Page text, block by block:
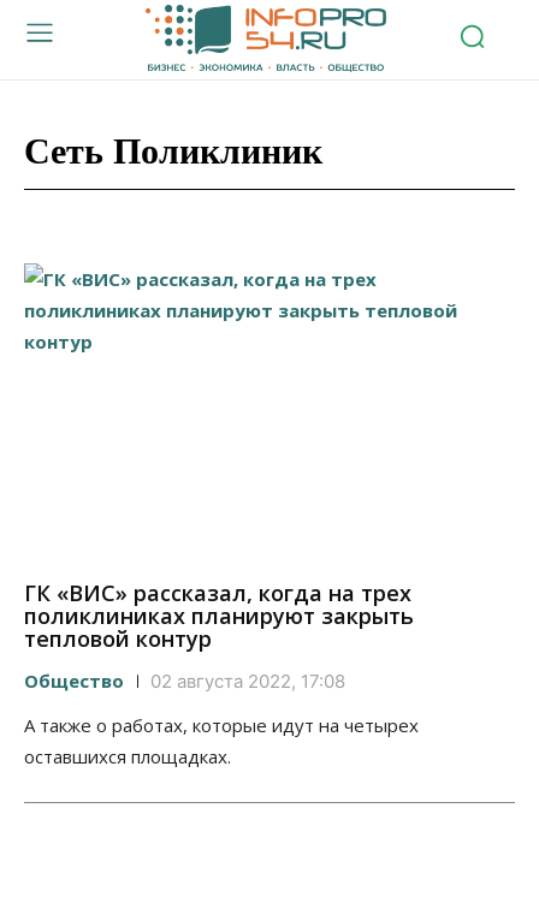
Сеть Поликлиник
ГК «ВИС» рассказал, когда на трех
поликлиниках планируют закрыть
тепловой контур
Общество 02 августа 2022, 17:08
А также о работах, которые идут на четырех
оставшихся площадках.